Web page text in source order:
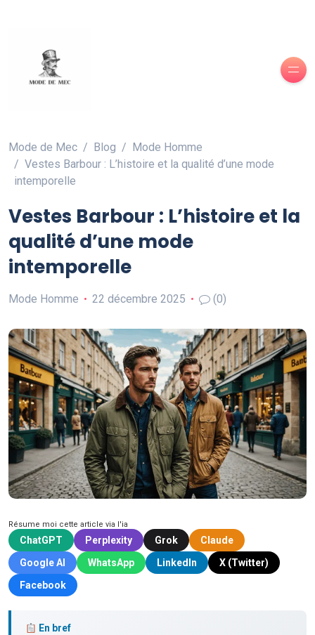
Mode de Mec Blog
Mode Homme
Vestes Barbour : L’histoire et la qualité d’une mode
intemporelle
Vestes Barbour : L’histoire et la
qualité d’une mode
intemporelle
Mode Homme 22 décembre 2025 (0)
Résume moi cette article via l'ia
ChatGPT Perplexity Grok
Claude
Google AI
WhatsApp LinkedIn
X (Twitter)
Facebook
En bref